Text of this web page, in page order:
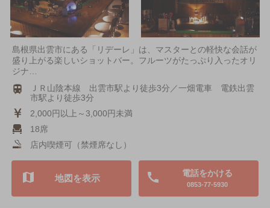
島根県出雲市にある「リデーレ」は、マスターとの軽快な会話が
盛り上がる楽しいショットバー。フルーツがたっぷり入ったオリ
ジナ…
ＪＲ山陰本線 出雲市駅より徒歩3分／一畑電車 電鉄出雲
市駅より徒歩3分
2,000円以上～3,000円未満
18席
店内喫煙可（禁煙席なし）
電話をかける
0853-77-5930
地図を表示